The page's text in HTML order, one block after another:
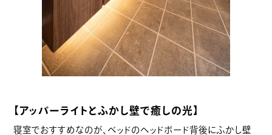
【アッパーライトとふかし壁で癒しの光】
寝室でおすすめなのが、ベッドのヘッドボード背後にふかし壁